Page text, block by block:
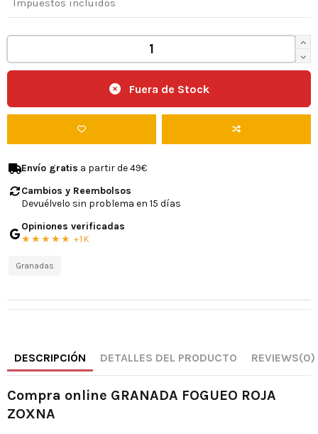
Impuestos incluidos
Fuera de Stock
Envío gratis a partir de 49€
Cambios y Reembolsos
Devuélvelo sin problema en 15 días
Opiniones verificadas
★★★★★ +1K
Granadas
DESCRIPCIÓN DETALLES DEL PRODUCTO REVIEWS(0)
Compra online GRANADA FOGUEO ROJA
ZOXNA